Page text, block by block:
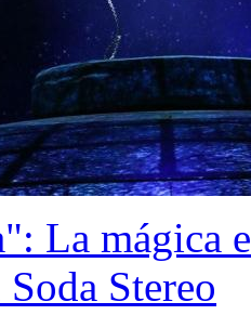
La mágica
Stereo